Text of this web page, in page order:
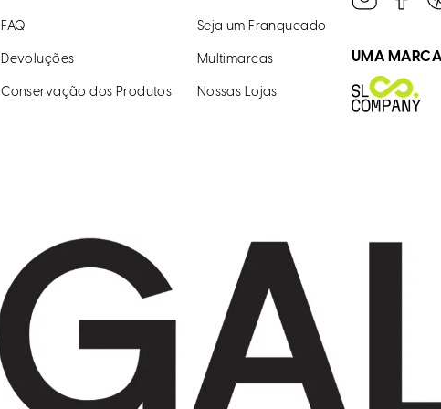
FAQ
Devoluções
Conservação dos Produtos
Seja um Franqueado
Multimarcas
Nossas Lojas
UMA